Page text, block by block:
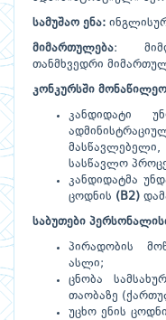
სამუშაო ენა:
მიმართულება:
თანმხვედრი
კონკურსში
კანდიდატი
სასწავლო
კანდიდატმა
ცოდნის (B2)
საბუთები
პირადობის
ასლი;
ცნობა
თაობაზე
უცხო ენის